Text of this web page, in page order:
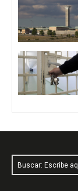
Buscar: Escribe